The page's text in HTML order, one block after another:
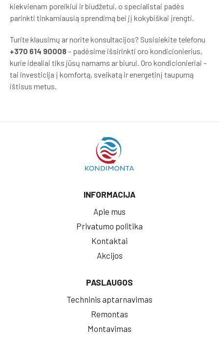
kiekvienam poreikiui ir biudžetui, o specialistai padės
parinkti tinkamiausią sprendimą bei jį kokybiškai įrengti.
Turite klausimų ar norite konsultacijos? Susisiekite telefonu
+370 614 90008– padėsime išsirinkti oro kondicionierius,
kurie idealiai tiks jūsų namams ar biurui. Oro kondicionieriai –
tai investicija į komfortą, sveikatą ir energetinį taupumą
ištisus metus.
INFORMACIJA
Apie mus
Privatumo politika
Kontaktai
Akcijos
PASLAUGOS
Techninis aptarnavimas
Remontas
Montavimas